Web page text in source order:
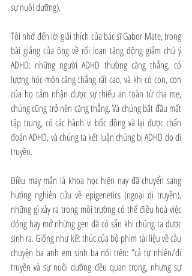
sự nuôi dưỡng).
Tôi nhớ đến lời giải thích của bác sĩ Gabor Mate, trong
bài giảng của ông về rối loạn tăng động giảm chú ý
ADHD: những người ADHD thường căng thẳng, có
lượng hóc môn căng thẳng rất cao, và khi có con, con
của họ cảm nhận được sự thiếu an toàn từ cha mẹ,
chúng cũng trở nên căng thẳng. Và chúng bắt đầu mất
tập trung, có các hành vi bốc đồng và lại được chẩn
đoán ADHD, và chúng ta kết luận chúng bị ADHD do di
truyền.
Điều may mắn là khoa học hiện nay đã chuyển sang
hướng nghiên cứu về epigenetics (ngoại di truyền),
những gì xảy ra trong môi trường có thể điều hoà việc
đóng hay mở những gen đã có sẵn khi chúng ta được
sinh ra. Giống như kết thúc của bộ phim tài liệu về câu
chuyện ba anh em sinh ba nói trên: ”cả tự nhiên/di
truyền và sự nuôi dưỡng đều quan trọng, nhưng sự